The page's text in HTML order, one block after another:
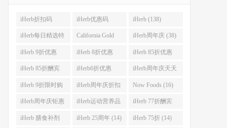
iHerb折扣码
(341)
iHerb优惠码
(282)
iHerb (138)
iHerb每日精选特
惠 (53)
California Gold
Nutrition(CGN)
(42)
iHerb周年庆 (38)
iHerb 9折优惠
(38)
iHerb 8折优惠
(37)
iHerb 85折优惠
(27)
iHerb 85折酬宾
(23)
iHerb6折优惠
(23)
iHerb周年庆天天
大酬宾 (22)
iHerb 9折限时购
(21)
iHerb周年庆折扣
码 (17)
Now Foods (16)
iHerb周年庆钜惠
(15)
iHerb运动营养品
(14)
iHerb 77折酬宾
(14)
iHerb 膳食补剂 iHerb 25周年 (14) iHerb 75折 (14)